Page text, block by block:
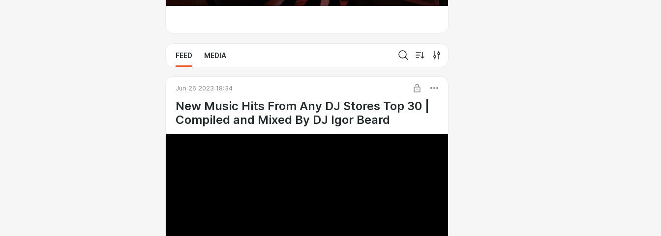
FEED MEDIA
Jun 26 2023 18:34
New Music Hits From Any DJ Stores Top 30 |
Compiled and Mixed By DJ Igor Beard